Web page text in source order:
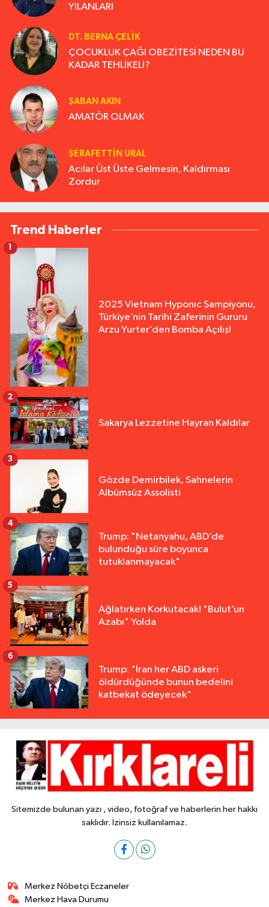
YILANLARI
DT. BERNA ÇELIK
ÇOCUKLUK ÇAĞI OBEZİTESİ NEDEN BU
KADAR TEHLİKELİ?
ŞABAN AKIN
AMATÖR OLMAK
ŞERAFETTIN URAL
Acılar Üst Üste Gelmesin, Kaldırması
Zordur
Trend Haberler
2025 Vietnam Hyponıc Şampiyonu,
Türkiye’nin Tarihi Zaferinin Gururu
Arzu Yurter’den Bomba Açılış!
1
Sakarya Lezzetine Hayran Kaldılar
2
Gözde Demirbilek, Sahnelerin
Albümsüz Assolisti
3
Trump: "Netanyahu, ABD’de
bulunduğu süre boyunca
tutuklanmayacak"
4
Ağlatırken Korkutacak! "Bulut’un
Azabı" Yolda
5
Trump: "İran her ABD askeri
öldürdüğünde bunun bedelini
katbekat ödeyecek"
6
Sitemizde bulunan yazı , video, fotoğraf ve haberlerin her hakkı
saklıdır. İzinsiz kullanılamaz.
Merkez Nöbetçi Eczaneler
Merkez Hava Durumu